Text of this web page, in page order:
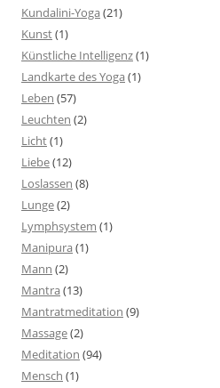
Kundalini-Yoga(21)
Kunst(1)
Künstliche Intelligenz(1)
Landkarte des Yoga(1)
Leben (57)
Leuchten (2)
Licht(1)
Liebe(12)
Loslassen (8)
Lunge(2)
Lymphsystem (1)
Manipura(1)
Mann (2)
Mantra(13)
Mantratmeditation (9)
Massage(2)
Meditation (94)
Mensch (1)